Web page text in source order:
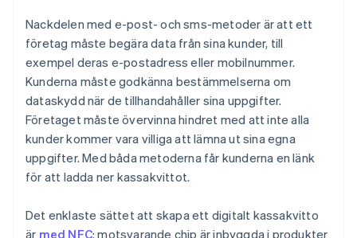
Nackdelen med e-post- och sms-metoder är att ett
företag måste begära data från sina kunder, till
exempel deras e-postadress eller mobilnummer.
Kunderna måste godkänna bestämmelserna om
dataskydd när de tillhandahåller sina uppgifter.
Företaget måste övervinna hindret med att inte alla
kunder kommer vara villiga att lämna ut sina egna
uppgifter. Med båda metoderna får kunderna en länk
för att ladda ner kassakvittot.
Det enklaste sättet att skapa ett digitalt kassakvitto
är med NFC: motsvarande chip är inbyggda i produkter